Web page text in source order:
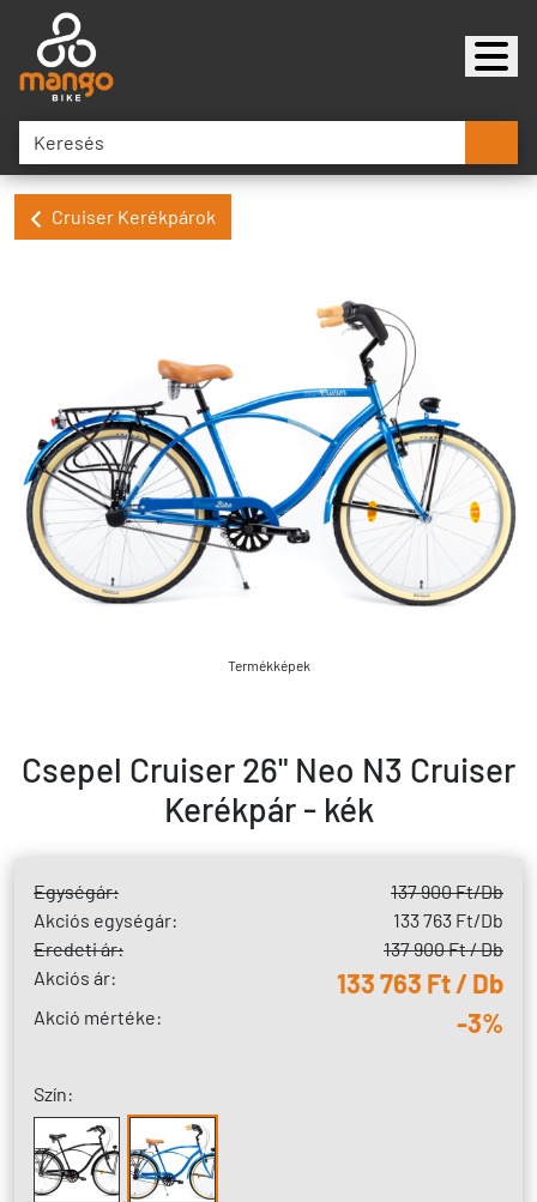
Cruiser Kerékpárok
Termékképek
Csepel Cruiser 26" Neo N3 Cruiser
Kerékpár - kék
Egységár: 137 900 Ft/Db
Akciós egységár:
133 763 Ft/Db
Eredeti ár:
137 900 Ft / Db
Akciós ár:
133 763 Ft / Db
Akció mértéke: -3%
Szín: